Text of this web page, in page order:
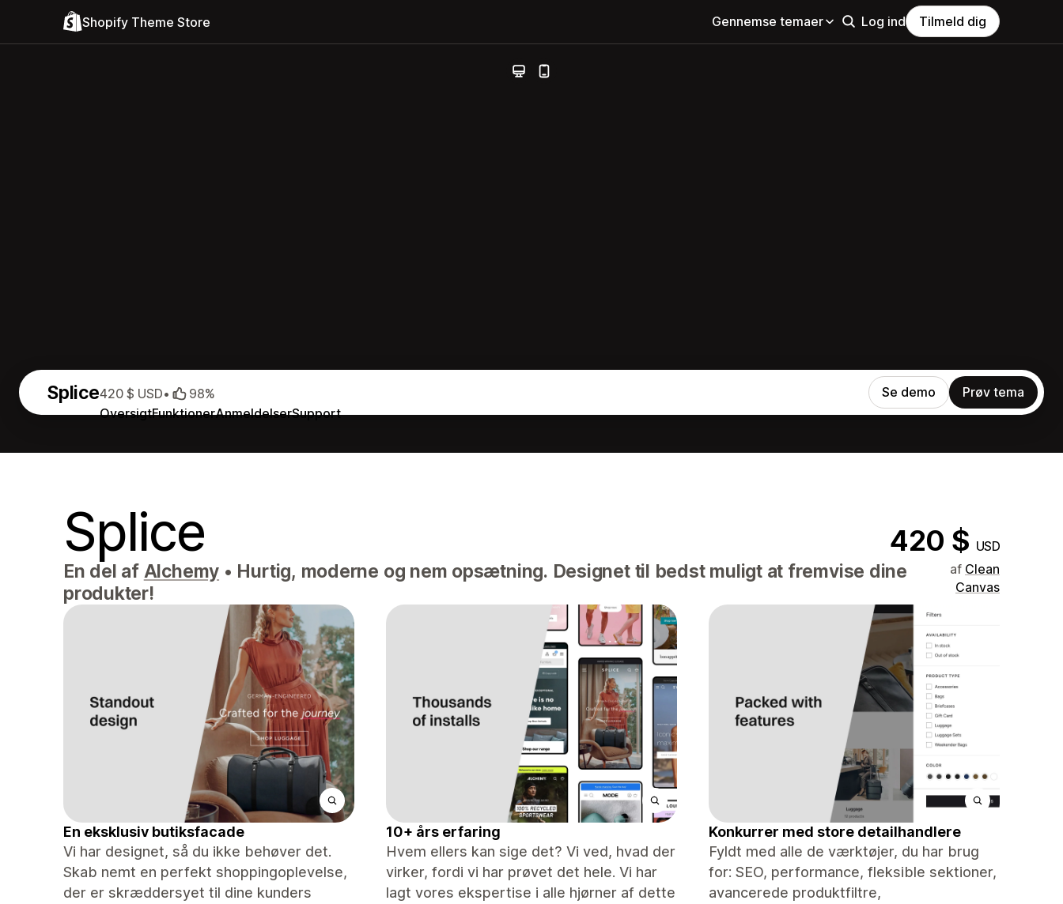
Shopify Theme Store Gennemse temaer Log ind Tilmeld dig
Splice
OversigtFunktionerAnmeldelserSupport
420 $ USD• 98% Se demo Prøv tema
Splice 420 $ USD
En del af Alchemy • Hurtig, moderne og nem opsætning. Designet til bedst muligt at fremvise dine
produkter!
af Clean
Canvas
En eksklusiv butiksfacade
Vi har designet, så du ikke behøver det.
Skab nemt en perfekt shoppingoplevelse,
der er skræddersyet til dine kunders
10+ års erfaring
Hvem ellers kan sige det? Vi ved, hvad der
virker, fordi vi har prøvet det hele. Vi har
lagt vores ekspertise i alle hjørner af dette
Konkurrer med store detailhandlere
Fyldt med alle de værktøjer, du har brug
for: SEO, performance, fleksible sektioner,
avancerede produktfiltre,